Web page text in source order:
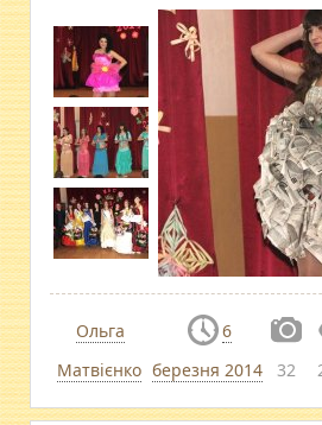
Ольга
Матвієнко
6
березня 2014
32